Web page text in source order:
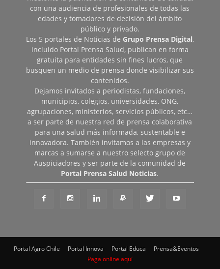
con una audiencia de profesionales de todas las
edades y tomadores de decisión del ámbito
público y privado.
Los 5 portales de Noticias de Grupo Prensa Digital,
incluido Portal Prensa Salud, publican en forma
gratuita para entidades sin fines lucros, que
busquen un medio de prensa donde visibilizar sus
contenidos.
Dejamos invitados a periodistas, fundaciones,
municipios, colegios, universidades, ONG,
agrupaciones, ministerios, servicios públicos, etc…
a ser parte de nuestra red de prensa colaborativa
para una salud más informada, sustentable e
innovadora. También invitamos a las empresas y
marcas a sumarse a nuestro selecto grupo de
Auspiciadores y ser parte de la comunidad de
Portal Prensa Salud Noticias.
Portal Agro Chile Portal Innova Portal Educa
Prensa&Eventos
Paga online aquí